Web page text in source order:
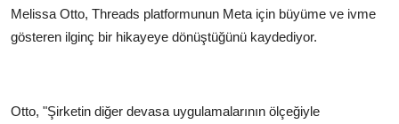
Melissa Otto, Threads platformunun Meta için büyüme ve ivme
gösteren ilginç bir hikayeye dönüştüğünü kaydediyor.
Otto, "Şirketin diğer devasa uygulamalarının ölçeğiyle